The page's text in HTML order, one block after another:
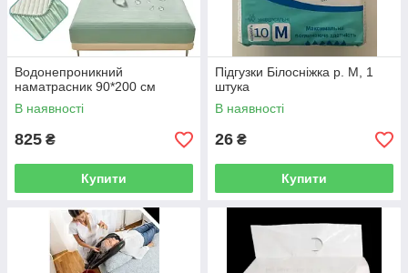
Водонепроникний
наматрасник 90*200 см
В наявності
825 ₴
Купити
Підгузки Білосніжка р. M, 1
штука
В наявності
26 ₴
Купити